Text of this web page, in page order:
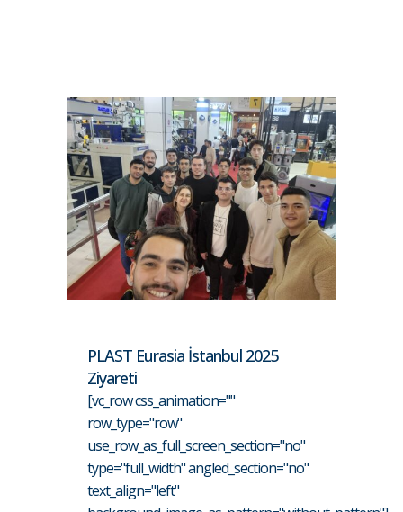
PLAST Eurasia İstanbul 2025
Ziyareti
[vc_row css_animation=""
row_type="row"
use_row_as_full_screen_section="no"
type="full_width" angled_section="no"
text_align="left"